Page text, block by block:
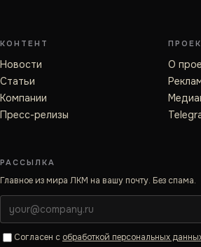
КОНТЕНТ
Новости
Статьи
Компании
Пресс-релизы
О
РАССЫЛКА
Главное из мира ЛКМ на вашу почту. Без спама.
Согласен с обработкой персональных